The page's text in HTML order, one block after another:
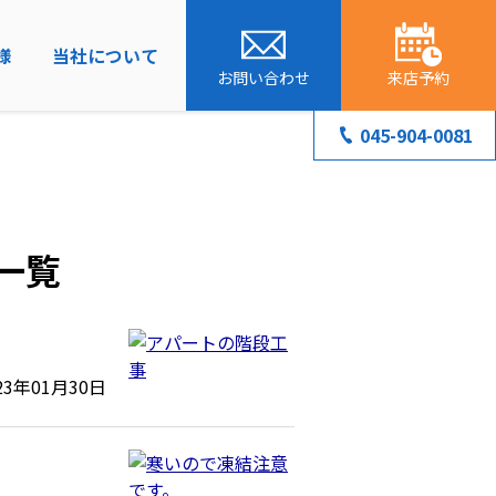
当社について
お問い合わせ 来店予約
045-904-0081
覧
年01月30日